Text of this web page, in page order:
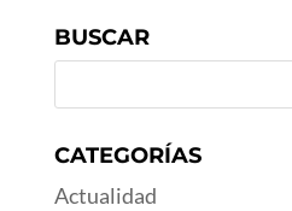
BUSCAR
CATEGORÍAS
Actualidad